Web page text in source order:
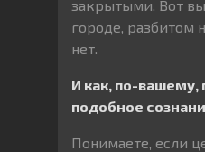
закрытыми. Вот
городе, разбитом
нет.
И как, по-вашему,
подобное
Понимаете, если